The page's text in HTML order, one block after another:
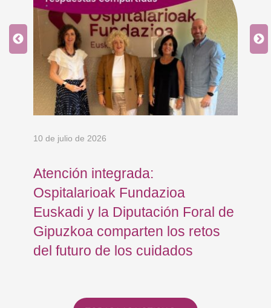
10 de julio de 2026
Atención integrada:
Ospitalarioak Fundazioa
Euskadi y la Diputación Foral de
Gipuzkoa comparten los retos
del futuro de los cuidados